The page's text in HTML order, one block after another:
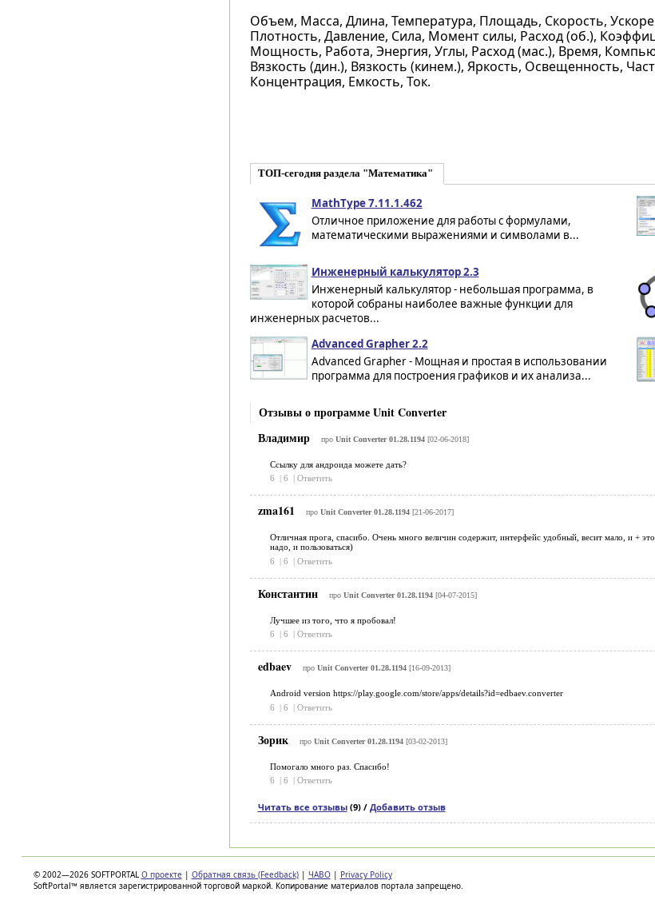
Объем, Масса, Длина, Температура, Площадь, Скорость,
Плотность, Давление, Сила, Момент силы, Расход (об.),
Мощность, Работа, Энергия, Углы, Расход (мас.), Время,
Вязкость (дин.), Вязкость (кинем.), Яркость, Освещенность,
Концентрация, Емкость, Ток.
ТОП-сегодня раздела "Математика"
MathType 7.11.1.462
Отличное приложение для работы с формулами,
математическими выражениями и символами в...
Инженерный калькулятор 2.3
Инженерный калькулятор - небольшая программа, в
которой собраны наиболее важные функции для
инженерных расчетов...
Advanced Grapher 2.2
Advanced Grapher - Мощная и простая в использовании
программа для построения графиков и их анализа...
Отзывы о программе Unit Converter
Владимир
про Unit Converter 01.28.1194[02-06-2018]
Ссылку для андроида можете дать?
6
6 Ответить
zma161 про Unit Converter 01.28.1194[21-06-2017]
Отличная прога, спасибо. Очень много величин содержит, интерфейс удобный, весит мало, и +
надо, и пользоваться)
6
| 6 | Ответить
Константин про Unit Converter 01.28.1194[04-07-2015]
Лучшее из того, что я пробовал!
6
6 Ответить
edbaev про Unit Converter 01.28.1194[16-09-2013]
Android version https://play.google.com/store/apps/details?id=edbaev.converter
6
| 6 | Ответить
Зорик про Unit Converter 01.28.1194[03-02-2013]
Помогало много раз. Спасибо!
6
6 Ответить
Читать все отзывы(9) / Добавить отзыв
© 2002—2026 SOFTPORTAL О проекте | Обратная связь (Feedback) | ЧАВО | Privacy Policy
SoftPortal™ является зарегистрированной торговой маркой. Копирование материалов портала запрещено.